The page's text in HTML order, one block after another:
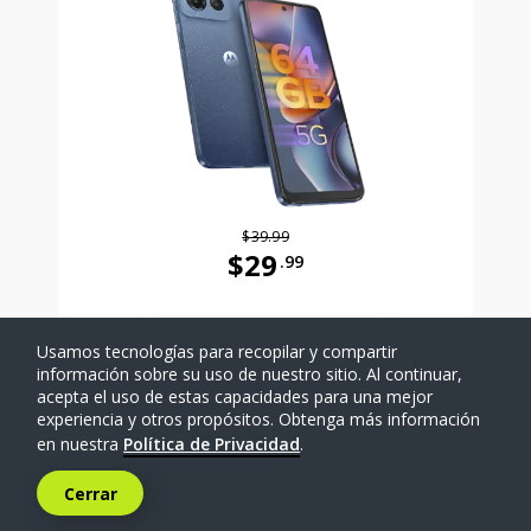
$39.99
$29 .99
SELECCIONAR TELÉFONO
Comparar
Usamos tecnologías para recopilar y compartir
información sobre su uso de nuestro sitio. Al continuar,
acepta el uso de estas capacidades para una mejor
experiencia y otros propósitos. Obtenga más información
en nuestra Política de Privacidad.
Cerrar